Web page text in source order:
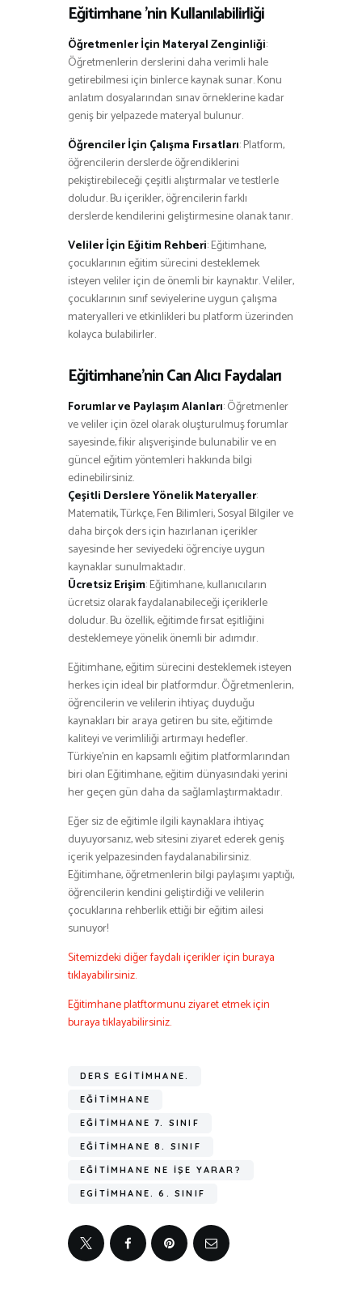
Eğitimhane ’nin Kullanılabilirliği
Öğretmenler İçin Materyal Zenginliği:
Öğretmenlerin derslerini daha verimli hale
getirebilmesi için binlerce kaynak sunar. Konu
anlatım dosyalarından sınav örneklerine kadar
geniş bir yelpazede materyal bulunur.
Öğrenciler İçin Çalışma Fırsatları: Platform,
öğrencilerin derslerde öğrendiklerini
pekiştirebileceği çeşitli alıştırmalar ve testlerle
doludur. Bu içerikler, öğrencilerin farklı
derslerde kendilerini geliştirmesine olanak tanır.
Veliler İçin Eğitim Rehberi: Eğitimhane,
çocuklarının eğitim sürecini desteklemek
isteyen veliler için de önemli bir kaynaktır. Veliler,
çocuklarının sınıf seviyelerine uygun çalışma
materyalleri ve etkinlikleri bu platform üzerinden
kolayca bulabilirler.
Eğitimhane’nin Can Alıcı Faydaları
Forumlar ve Paylaşım Alanları: Öğretmenler
ve veliler için özel olarak oluşturulmuş forumlar
sayesinde, fikir alışverişinde bulunabilir ve en
güncel eğitim yöntemleri hakkında bilgi
edinebilirsiniz.
Çeşitli Derslere Yönelik Materyaller:
Matematik, Türkçe, Fen Bilimleri, Sosyal Bilgiler ve
daha birçok ders için hazırlanan içerikler
sayesinde her seviyedeki öğrenciye uygun
kaynaklar sunulmaktadır.
Ücretsiz Erişim: Eğitimhane, kullanıcıların
ücretsiz olarak faydalanabileceği içeriklerle
doludur. Bu özellik, eğitimde fırsat eşitliğini
desteklemeye yönelik önemli bir adımdır.
Eğitimhane, eğitim sürecini desteklemek isteyen
herkes için ideal bir platformdur. Öğretmenlerin,
öğrencilerin ve velilerin ihtiyaç duyduğu
kaynakları bir araya getiren bu site, eğitimde
kaliteyi ve verimliliği artırmayı hedefler.
Türkiye’nin en kapsamlı eğitim platformlarından
biri olan Eğitimhane, eğitim dünyasındaki yerini
her geçen gün daha da sağlamlaştırmaktadır.
Eğer siz de eğitimle ilgili kaynaklara ihtiyaç
duyuyorsanız, web sitesini ziyaret ederek geniş
içerik yelpazesinden faydalanabilirsiniz.
Eğitimhane, öğretmenlerin bilgi paylaşımı yaptığı,
öğrencilerin kendini geliştirdiği ve velilerin
çocuklarına rehberlik ettiği bir eğitim ailesi
sunuyor!
Sitemizdeki diğer faydalı içerikler için buraya
tıklayabilirsiniz.
Eğitimhane platftormunu ziyaret etmek için
buraya tıklayabilirsiniz.
DERS EGITIMHANE.
EĞITIMHANE
EĞITIMHANE 7. SINIF
EĞITIMHANE 8. SINIF
EĞITIMHANE NE IŞE YARAR?
EGITIMHANE. 6. SINIF